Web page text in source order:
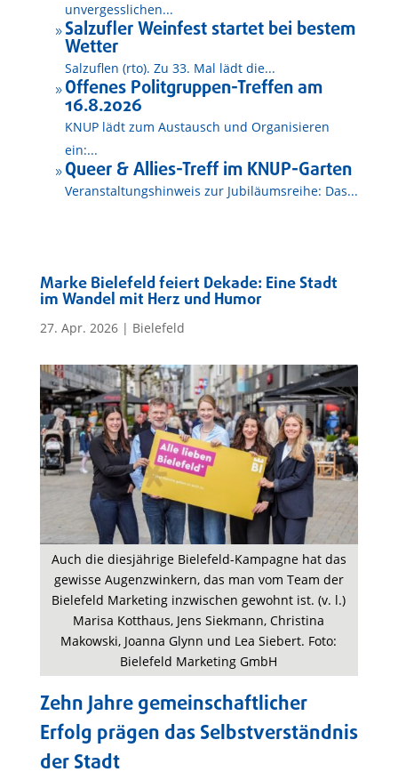
unvergesslichen...
9 Salzufler Weinfest startet bei bestem
Wetter
Salzuflen (rto). Zu 33. Mal lädt die...
9 Offenes Politgruppen-Treffen am
16.8.2026
KNUP lädt zum Austausch und Organisieren
ein:...
9 Queer & Allies-Treff im KNUP-Garten
Veranstaltungshinweis zur Jubiläumsreihe: Das...
Marke Bielefeld feiert Dekade: Eine Stadt
im Wandel mit Herz und Humor
27. Apr. 2026| Bielefeld
Auch die diesjährige Bielefeld-Kampagne hat das
gewisse Augenzwinkern, das man vom Team der
Bielefeld Marketing inzwischen gewohnt ist. (v. l.)
Marisa Kotthaus, Jens Siekmann, Christina
Makowski, Joanna Glynn und Lea Siebert. Foto:
Bielefeld Marketing GmbH
Zehn Jahre gemeinschaftlicher
Erfolg prägen das Selbstverständnis
der Stadt